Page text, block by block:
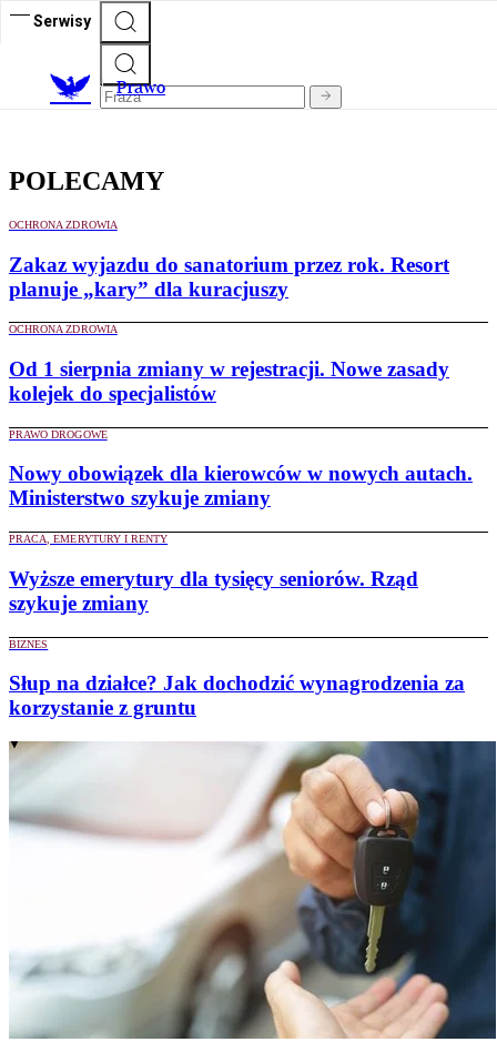
Serwisy
Prawo
POLECAMY
OCHRONA ZDROWIA
Zakaz wyjazdu do sanatorium przez rok. Resort
planuje „kary” dla kuracjuszy
OCHRONA ZDROWIA
Od 1 sierpnia zmiany w rejestracji. Nowe zasady
kolejek do specjalistów
PRAWO DROGOWE
Nowy obowiązek dla kierowców w nowych autach.
Ministerstwo szykuje zmiany
PRACA, EMERYTURY I RENTY
Wyższe emerytury dla tysięcy seniorów. Rząd
szykuje zmiany
BIZNES
Słup na działce? Jak dochodzić wynagrodzenia za
korzystanie z gruntu